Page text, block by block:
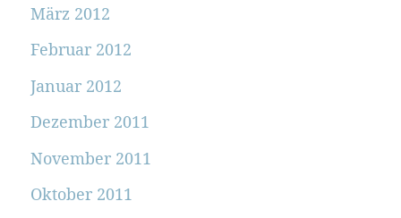
März 2012
Februar 2012
Januar 2012
Dezember 2011
November 2011
Oktober 2011